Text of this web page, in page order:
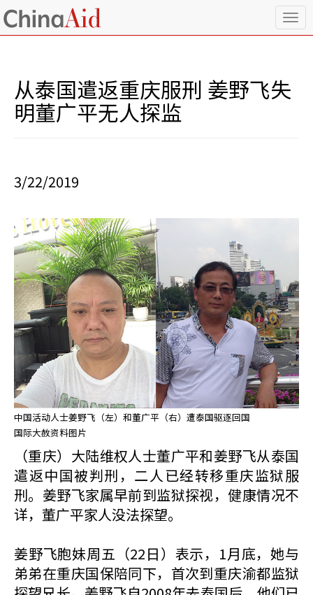
T
o
e
n
从泰国遣返重庆服刑 姜野飞失
明董广平无人探监
3/22/2019
中国活动人士姜野飞（左）和董广平（右）遭泰国驱逐回国
国际大赦资料图片
（重庆）大陆维权人士董广平和姜野飞从泰国
遣返中国被判刑，二人已经转移重庆监狱服
刑。姜野飞家属早前到监狱探视，健康情况不
详，董广平家人没法探望。
姜野飞胞妹周五（22日）表示，1月底，她与
弟弟在重庆国保陪同下，首次到重庆渝都监狱